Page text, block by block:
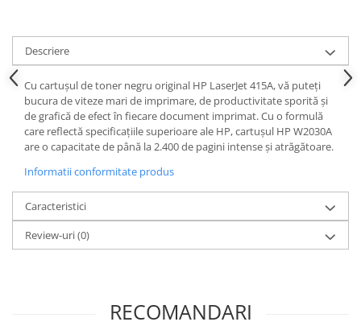
Descriere
Cu cartușul de toner negru original HP LaserJet 415A, vă puteți
bucura de viteze mari de imprimare, de productivitate sporită și
de grafică de efect în fiecare document imprimat. Cu o formulă
care reflectă specificațiile superioare ale HP, cartușul HP W2030A
are o capacitate de până la 2.400 de pagini intense și atrăgătoare.
Informatii conformitate produs
Caracteristici
Review-uri(0)
RECOMANDARI